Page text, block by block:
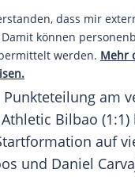
dass mir
können
werden. Mehr
am
Athletic Bilbao
auf
und Daniel